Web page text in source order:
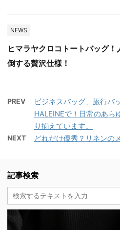
NEWS
ヒマラヤクロコトートバッグ！
倒する贅沢仕様！
PREV
ビジネスバッグ、旅行バ
HALEINEで！日常のあら
り揃えています。
NEXT どれだけ優秀？リネンの
記事検索